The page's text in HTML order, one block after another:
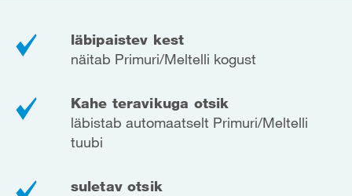
läbipaistev kest
näitab Primuri/Meltelli kogust
Kahe teravikuga otsik
läbistab automaatselt Primuri/Meltelli
tuubi
suletav otsik